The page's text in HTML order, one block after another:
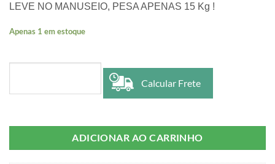
LEVE NO MANUSEIO, PESA APENAS 15 Kg !
Apenas 1 em estoque
Calcular Frete
ADICIONAR AO CARRINHO